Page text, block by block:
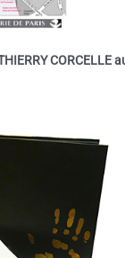
CORCELLE